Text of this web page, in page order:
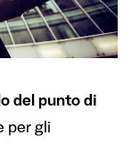
del punto di
per gli